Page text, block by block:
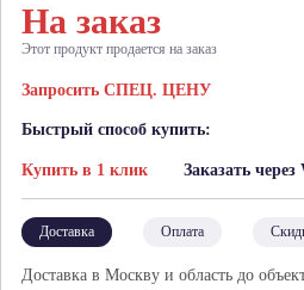
На заказ
Этот продукт продается на заказ
Запросить СПЕЦ. ЦЕНУ
Быстрый способ купить:
Купить в 1 клик Заказать
Доставка Оплата
Доставка в Москву и область до